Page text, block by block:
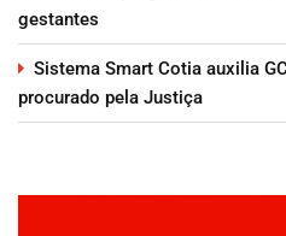
gestantes
Sistema Smart Cotia auxilia
procurado pela Justiça